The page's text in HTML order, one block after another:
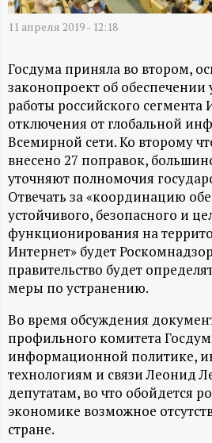
Д
А
Н
-
и
н
ф
р
м
а
11 апреля 2019 - 12:18
Госдума приняла во втором,
законопроект об обеспечении
работы российского сегмента
отключения от глобальной
Всемирной сети. Ко второму
внесено 27 поправок,
уточняют полномочия
Отвечать за «координацию
устойчивого, безопасного и
функционирования на
Интернет» будет
правительство будет
меры по устранению.
Во время обсуждения
профильного комитета
информационной политике,
технологиям и связи Леонид
депутатам, во что обойдется
экономике возможное
стране.